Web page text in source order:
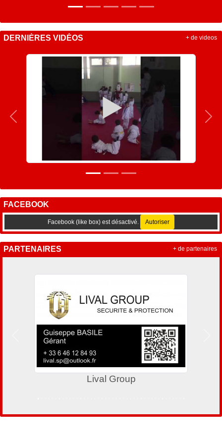
DERNIÈRES VIDÉOS
Précedent
+ de videos
FACEBOOK
Facebook (like box) est désactivé. Autoriser
PARTENAIRES
Précedent
+ de partenaires